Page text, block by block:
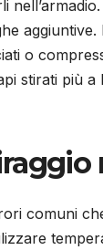
o
stirati più
comuni